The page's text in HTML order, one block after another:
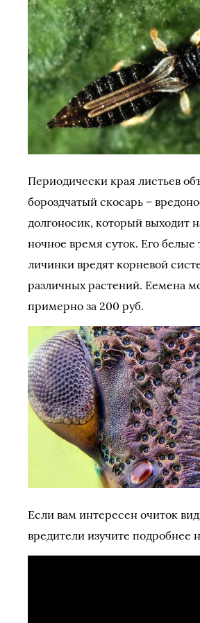
Периодически края листьев
бороздчатый скосарь –
долгоносик, который выходит
ночное время суток. Его белые
личинки вредят корневой
различных растений. Еемена
примерно за 200 руб.
Если вам интересен очиток
вредители изучите подробнее